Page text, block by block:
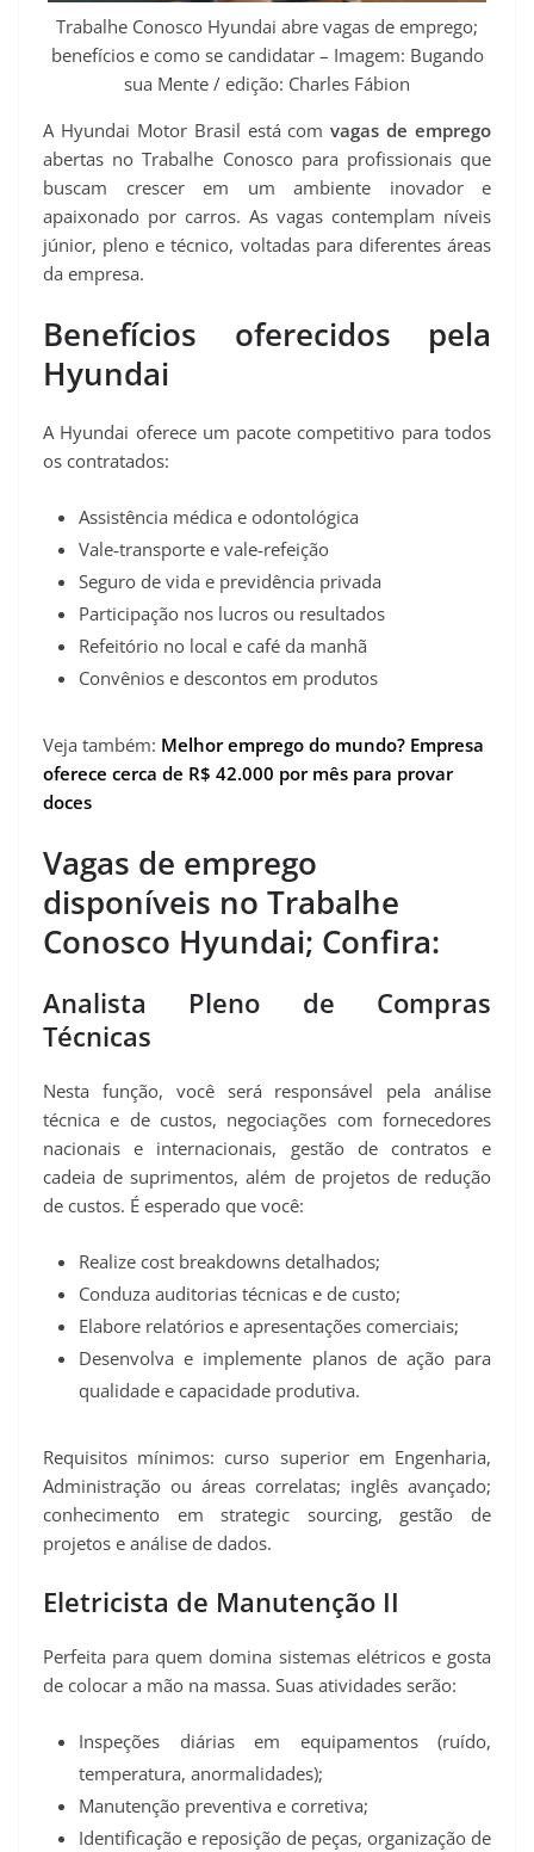
t
Trabalhe Conosco Hyundai abre vagas de emprego;
benefícios e como se candidatar – Imagem: Bugando
sua Mente / edição: Charles Fábion
A Hyundai Motor Brasil está comvagas de emprego
abertas no Trabalhe Conosco para profissionais que
buscam crescer em um ambiente inovador e
apaixonado por carros. As vagas contemplam níveis
júnior, pleno e técnico, voltadas para diferentes áreas
da empresa.
Benefícios oferecidos pela
Hyundai
A Hyundai oferece um pacote competitivo para todos
os contratados:
Assistência médica e odontológica
Vale‑transporte e vale‑refeição
Seguro de vida e previdência privada
Participação nos lucros ou resultados
Refeitório no local e café da manhã
Convênios e descontos em produtos
Veja também: Melhor emprego do mundo? Empresa
oferece cerca de R$ 42.000 por mês para provar
doces
Vagas de emprego
disponíveis no Trabalhe
Conosco Hyundai; Confira:
Analista Pleno de Compras
Técnicas
Nesta função, você será responsável pela análise
técnica e de custos, negociações com fornecedores
nacionais e internacionais, gestão de contratos e
cadeia de suprimentos, além de projetos de redução
de custos. É esperado que você:
Realize cost breakdowns detalhados;
Conduza auditorias técnicas e de custo;
Elabore relatórios e apresentações comerciais;
Desenvolva e implemente planos de ação para
qualidade e capacidade produtiva.
Requisitos mínimos: curso superior em Engenharia,
Administração ou áreas correlatas; inglês avançado;
conhecimento em strategic sourcing, gestão de
projetos e análise de dados.
Eletricista de Manutenção II
Perfeita para quem domina sistemas elétricos e gosta
de colocar a mão na massa. Suas atividades serão:
Inspeções diárias em equipamentos (ruído,
temperatura, anormalidades);
Manutenção preventiva e corretiva;
Identificação e reposição de peças, organização de